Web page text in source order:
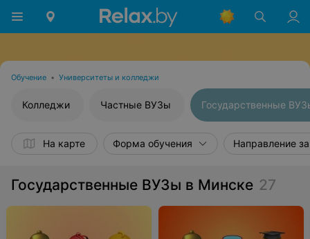
Обучение • Университеты и колледжи
Колледжи Частные ВУЗы Государственные
На карте Форма обучения Направление
Государственные ВУЗы в Минске 27